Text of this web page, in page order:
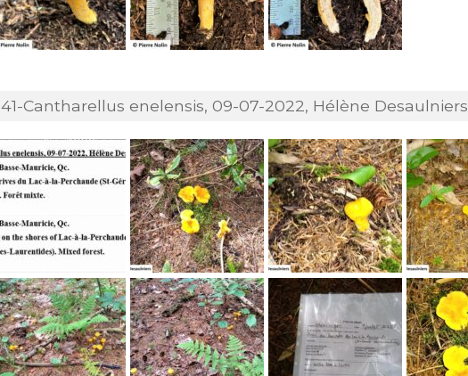
41-Cantharellus enelensis, 09-07-2022, Hélène Desaulniers